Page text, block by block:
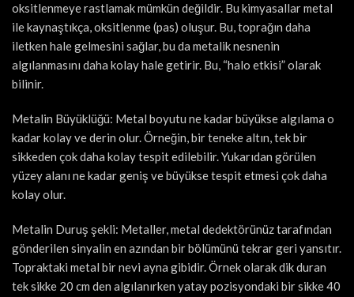
oksitlenmeye rastlamak mümkün değildir. Bu kimyasallar metal
ile kaynaştıkça, oksitlenme (pas) oluşur. Bu, toprağın daha
iletken hale gelmesini sağlar, bu da metalik nesnenin
algılanmasını daha kolay hale getirir. Bu, “halo etkisi” olarak
bilinir.
Metalin Büyüklüğü: Metal boyutu ne kadar büyükse algılama o
kadar kolay ve derin olur. Örneğin, bir teneke altın, tek bir
sikkeden çok daha kolay tespit edilebilir. Yukarıdan görülen
yüzey alanı ne kadar geniş ve büyükse tespit etmesi çok daha
kolay olur.
Metalin Duruş şekli: Metaller, metal dedektörünüz tarafından
gönderilen sinyalin en azından bir bölümünü tekrar geri yansıtır.
Topraktaki metal bir nevi ayna gibidir. Örnek olarak dik duran
tek sikke 20 cm den algılanırken yatay pozisyondaki bir sikke 40